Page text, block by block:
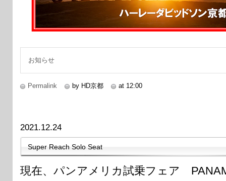
お知らせ
Permalink by HD京都 at 12:00
2021.12.24
Super Reach Solo Seat
現在、パンアメリカ試乗フェア